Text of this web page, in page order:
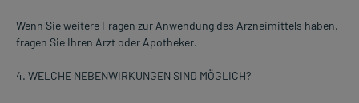
Wenn Sie weitere Fragen zur Anwendung des Arzneimittels haben,
fragen Sie Ihren Arzt oder Apotheker.
4. WELCHE NEBENWIRKUNGEN SIND MÖGLICH?